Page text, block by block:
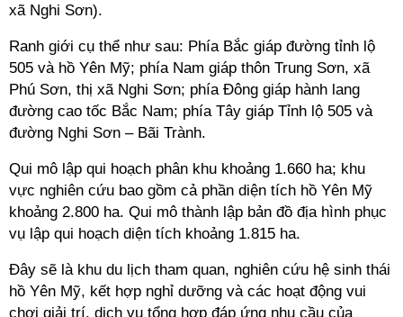
xã Nghi Sơn).
Ranh giới cụ thể như sau: Phía Bắc giáp đường tỉnh lộ
505 và hồ Yên Mỹ; phía Nam giáp thôn Trung Sơn, xã
Phú Sơn, thị xã Nghi Sơn; phía Đông giáp hành lang
đường cao tốc Bắc Nam; phía Tây giáp Tỉnh lộ 505 và
đường Nghi Sơn – Bãi Trành.
Qui mô lập qui hoạch phân khu khoảng 1.660 ha; khu
vực nghiên cứu bao gồm cả phần diện tích hồ Yên Mỹ
khoảng 2.800 ha. Qui mô thành lập bản đồ địa hình phục
vụ lập qui hoạch diện tích khoảng 1.815 ha.
Đây sẽ là khu du lịch tham quan, nghiên cứu hệ sinh thái
hồ Yên Mỹ, kết hợp nghỉ dưỡng và các hoạt động vui
chơi giải trí, dịch vụ tổng hợp đáp ứng nhu cầu của